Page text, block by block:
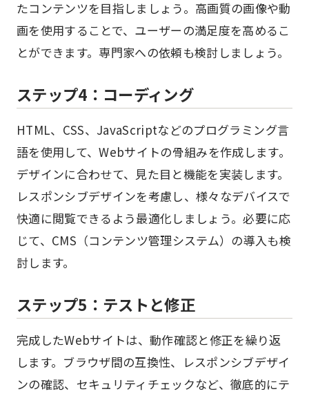
たコンテンツを目指しましょう。高画質の画像や動
画を使用することで、ユーザーの満足度を高めるこ
とができます。専門家への依頼も検討しましょう。
ステップ4：コーディング
HTML、CSS、JavaScriptなどのプログラミング言
語を使用して、Webサイトの骨組みを作成します。
デザインに合わせて、見た目と機能を実装します。
レスポンシブデザインを考慮し、様々なデバイスで
快適に閲覧できるよう最適化しましょう。必要に応
じて、CMS（コンテンツ管理システム）の導入も検
討します。
ステップ5：テストと修正
完成したWebサイトは、動作確認と修正を繰り返
します。ブラウザ間の互換性、レスポンシブデザイ
ンの確認、セキュリティチェックなど、徹底的にテ